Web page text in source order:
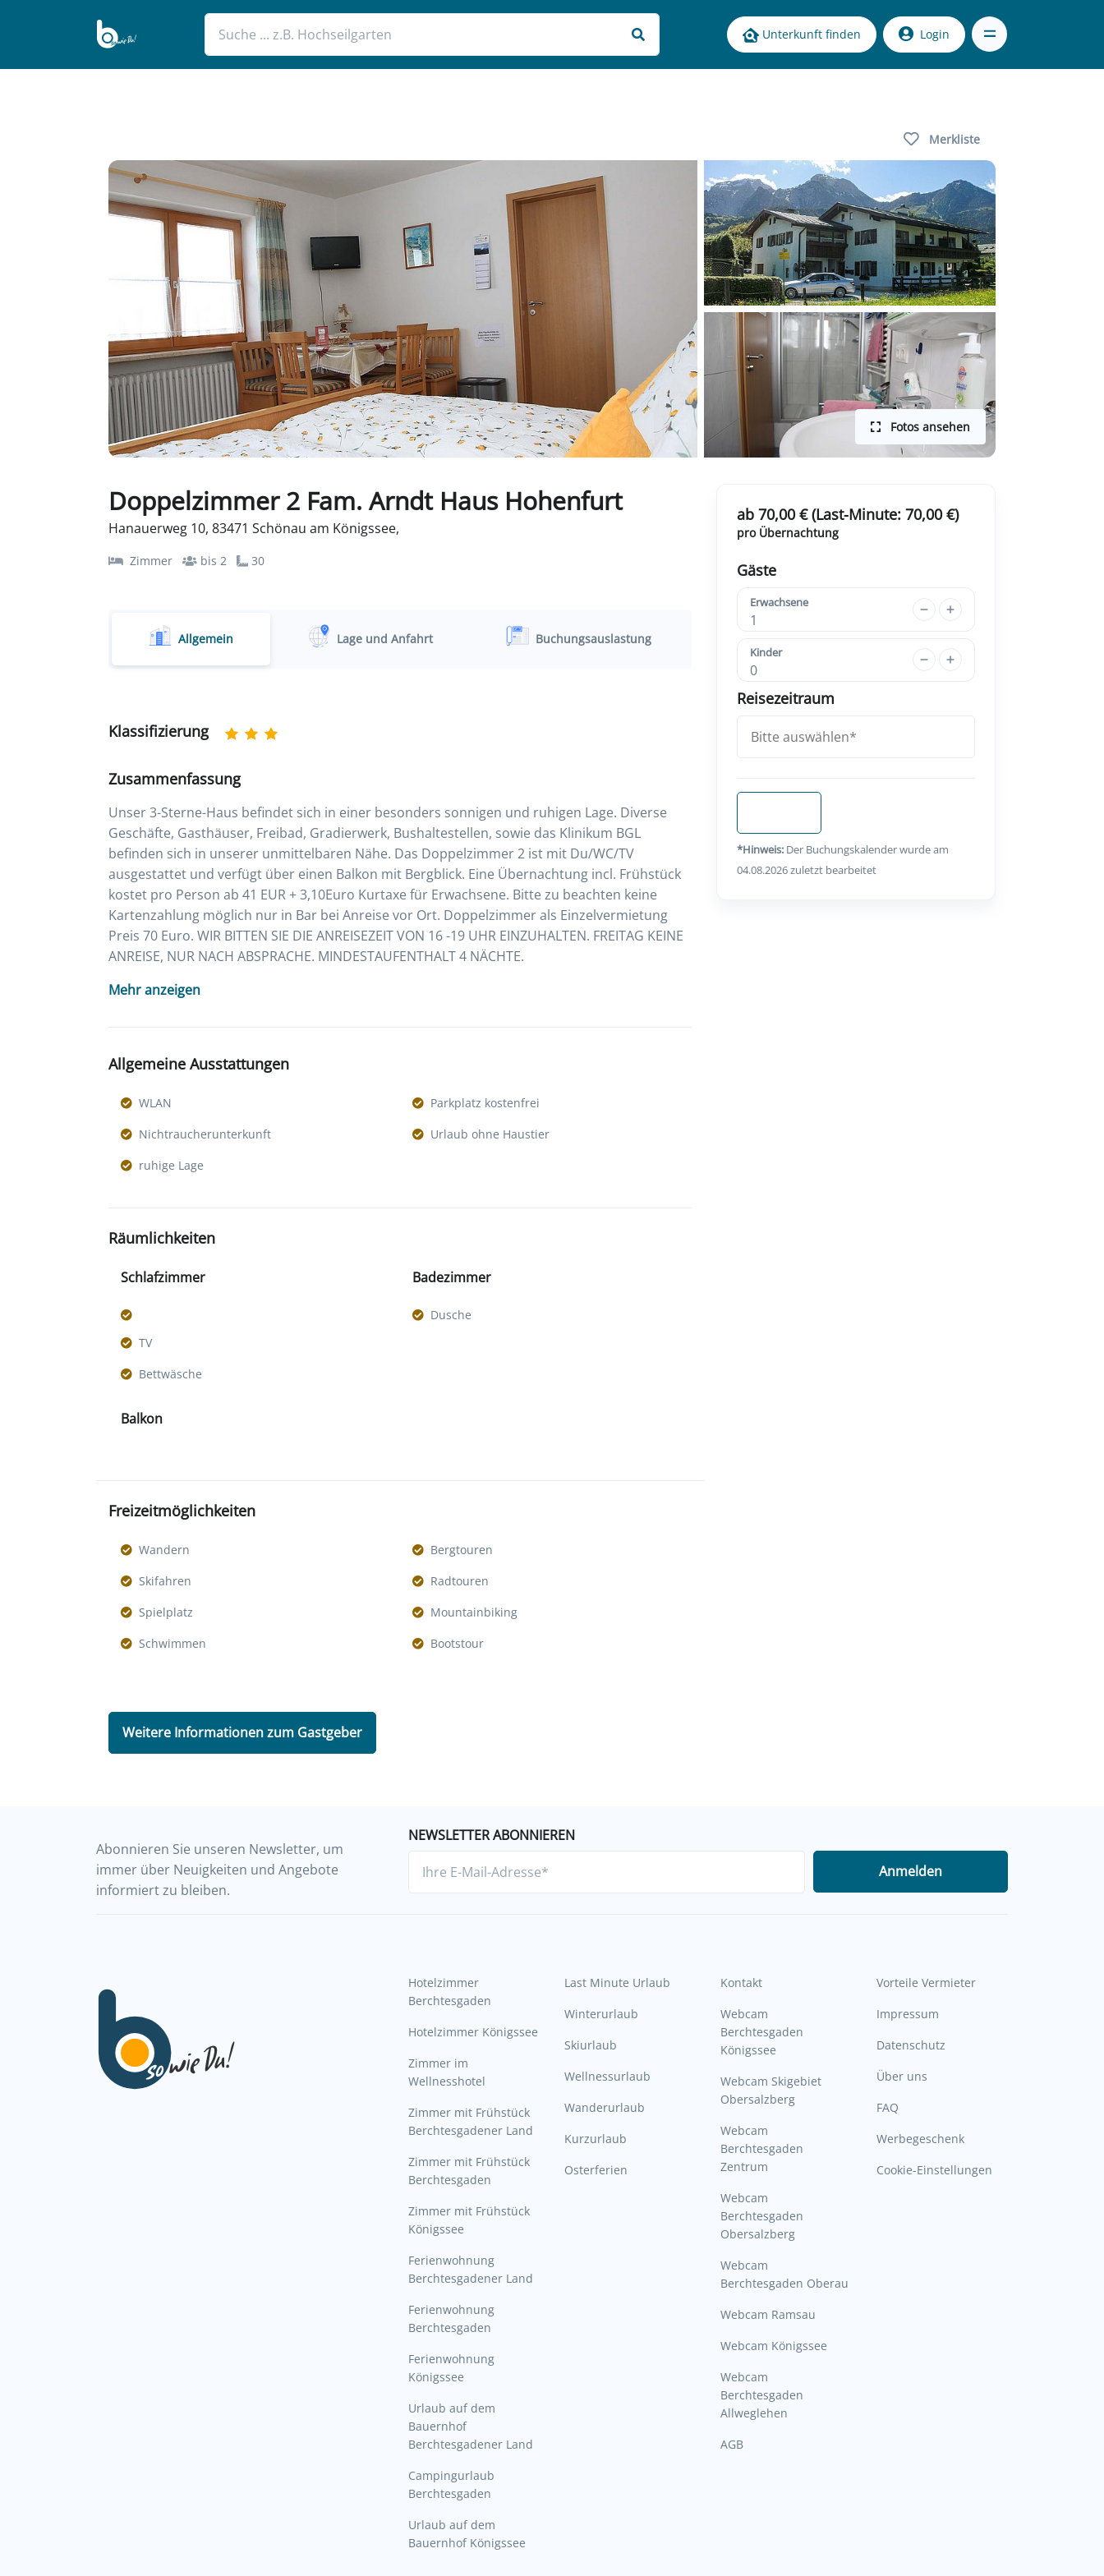
Unterkunft finden Login
Merkliste
Fotos ansehen
Doppelzimmer 2 Fam. Arndt Haus Hohenfurt
Hanauerweg 10, 83471 Schönau am Königssee,
Zimmer bis 2 30
Allgemein Lage und Anfahrt Buchungsauslastung
Klassifizierung
Zusammenfassung
Unser 3-Sterne-Haus befindet sich in einer besonders sonnigen und ruhigen Lage. Diverse
Geschäfte, Gasthäuser, Freibad, Gradierwerk, Bushaltestellen, sowie das Klinikum BGL
befinden sich in unserer unmittelbaren Nähe. Das Doppelzimmer 2 ist mit Du/WC/TV
ausgestattet und verfügt über einen Balkon mit Bergblick. Eine Übernachtung incl. Frühstück
kostet pro Person ab 41 EUR + 3,10Euro Kurtaxe für Erwachsene. Bitte zu beachten keine
Kartenzahlung möglich nur in Bar bei Anreise vor Ort. Doppelzimmer als Einzelvermietung
Preis 70 Euro. WIR BITTEN SIE DIE ANREISEZEIT VON 16 -19 UHR EINZUHALTEN. FREITAG KEINE
ANREISE, NUR NACH ABSPRACHE. MINDESTAUFENTHALT 4 NÄCHTE.
Mehr anzeigen
Allgemeine Ausstattungen
WLAN
Parkplatz kostenfrei
Nichtraucherunterkunft
Urlaub ohne Haustier
ruhige Lage
Räumlichkeiten
Schlafzimmer
TV
Bettwäsche
Badezimmer
Dusche
Balkon
Freizeitmöglichkeiten
Wandern
Bergtouren
Skifahren
Radtouren
Spielplatz
Mountainbiking
Schwimmen
Bootstour
ab 70,00 € (Last-Minute: 70,00 €)
pro Übernachtung
Gäste
Erwachsene
1
Kinder
0
Reisezeitraum
*Hinweis: Der Buchungskalender wurde am
04.08.2026 zuletzt bearbeitet
Weitere Informationen zum Gastgeber
Abonnieren Sie unseren Newsletter, um
immer über Neuigkeiten und Angebote
informiert zu bleiben.
NEWSLETTER ABONNIEREN
Anmelden
Hotelzimmer
Berchtesgaden
Hotelzimmer Königssee
Zimmer im
Wellnesshotel
Zimmer mit Frühstück
Berchtesgadener Land
Zimmer mit Frühstück
Berchtesgaden
Zimmer mit Frühstück
Königssee
Ferienwohnung
Berchtesgadener Land
Ferienwohnung
Berchtesgaden
Ferienwohnung
Königssee
Urlaub auf dem
Bauernhof
Berchtesgadener Land
Campingurlaub
Berchtesgaden
Urlaub auf dem
Bauernhof Königssee
Last Minute Urlaub
Winterurlaub
Skiurlaub
Wellnessurlaub
Wanderurlaub
Kurzurlaub
Osterferien
Kontakt
Webcam
Berchtesgaden
Königssee
Webcam Skigebiet
Obersalzberg
Webcam
Berchtesgaden
Zentrum
Webcam
Berchtesgaden
Obersalzberg
Webcam
Berchtesgaden Oberau
Webcam Ramsau
Webcam Königssee
Webcam
Berchtesgaden
Allweglehen
AGB
Vorteile Vermieter
Impressum
Datenschutz
Über uns
FAQ
Werbegeschenk
Cookie-Einstellungen